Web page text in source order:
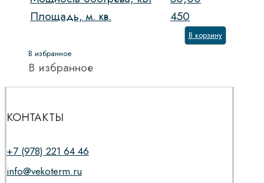
Площадь, м. кв.
450
В корзину
В избранное
В избранное
КОНТАКТЫ
+7 (978) 221 64 46
info@vekoterm.ru